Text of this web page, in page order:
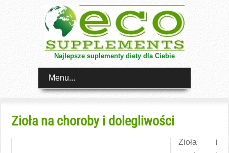
Najlepsze suplementy diety dla Ciebie
Menu...
Zioła na choroby i dolegliwości
Zioła i